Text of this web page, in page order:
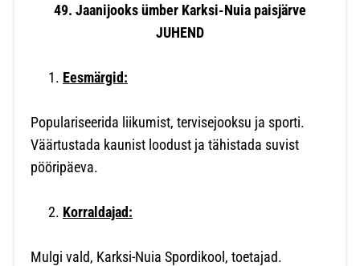
49. Jaanijooks ümber Karksi-Nuia paisjärve
JUHEND
Eesmärgid:
Populariseerida liikumist, tervisejooksu ja sporti.
Väärtustada kaunist loodust ja tähistada suvist
pööripäeva.
Korraldajad:
Mulgi vald, Karksi-Nuia Spordikool, toetajad.